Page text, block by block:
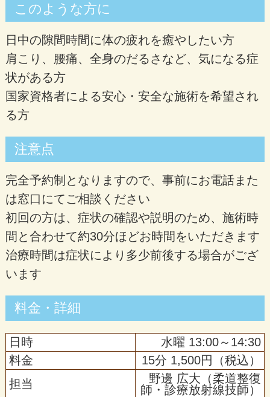
このような方に
日中の隙間時間に体の疲れを癒やしたい方
肩こり、腰痛、全身のだるさなど、気になる症
状がある方
国家資格者による安心・安全な施術を希望され
る方
注意点
完全予約制となりますので、事前にお電話また
は窓口にてご相談ください
初回の方は、症状の確認や説明のため、施術時
間と合わせて約30分ほどお時間をいただきます
治療時間は症状により多少前後する場合がござ
います
料金・詳細
日時
水曜 13:00～14:30
料金
15分 1,500円（税込）
担当
野邊 広大（柔道整復
師・診療放射線技師）